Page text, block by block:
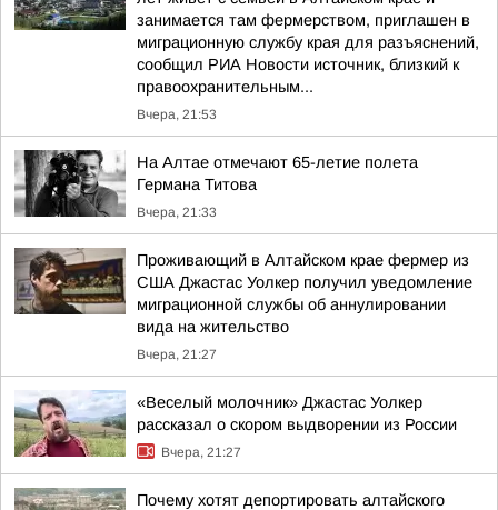
занимается там фермерством, приглашен в
миграционную службу края для разъяснений,
сообщил РИА Новости источник, близкий к
правоохранительным...
Вчера, 21:53
На Алтае отмечают 65-летие полета
Германа Титова
Вчера, 21:33
Проживающий в Алтайском крае фермер из
США Джастас Уолкер получил уведомление
миграционной службы об аннулировании
вида на жительство
Вчера, 21:27
«Веселый молочник» Джастас Уолкер
рассказал о скором выдворении из России
Вчера, 21:27
Почему хотят депортировать алтайского